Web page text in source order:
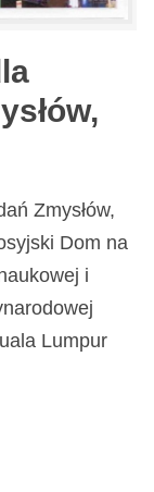
Zmysłów,
Dom na
i
Lumpur